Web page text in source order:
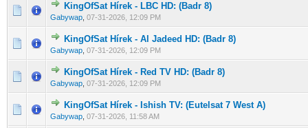
KingOfSat Hírek - LBC HD: (Badr 8)
Gabywap 07-31-2026, 12:09 PM
0 Szavazat - 0 / 5 átlagban
12 3 45
KingOfSat Hírek - Al Jadeed HD: (Badr 8)
Gabywap 07-31-2026, 12:09 PM
0 Szavazat - 0 / 5 átlagban
12345
KingOfSat Hírek - Red TV HD: (Badr 8)
Gabywap 07-31-2026, 12:09 PM
0 Szavazat - 0 / 5 átlagban
12 3 4 5
KingOfSat Hírek - Ishish TV: (Eutelsat 7 West A)
Gabywap 07-31-2026, 11:58 AM
0 Szavazat - 0 / 5 átlagban
1234 5